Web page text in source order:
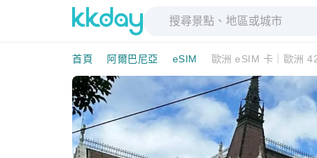
首頁 阿爾巴尼亞 eSIM 歐洲 eSIM 卡｜歐洲